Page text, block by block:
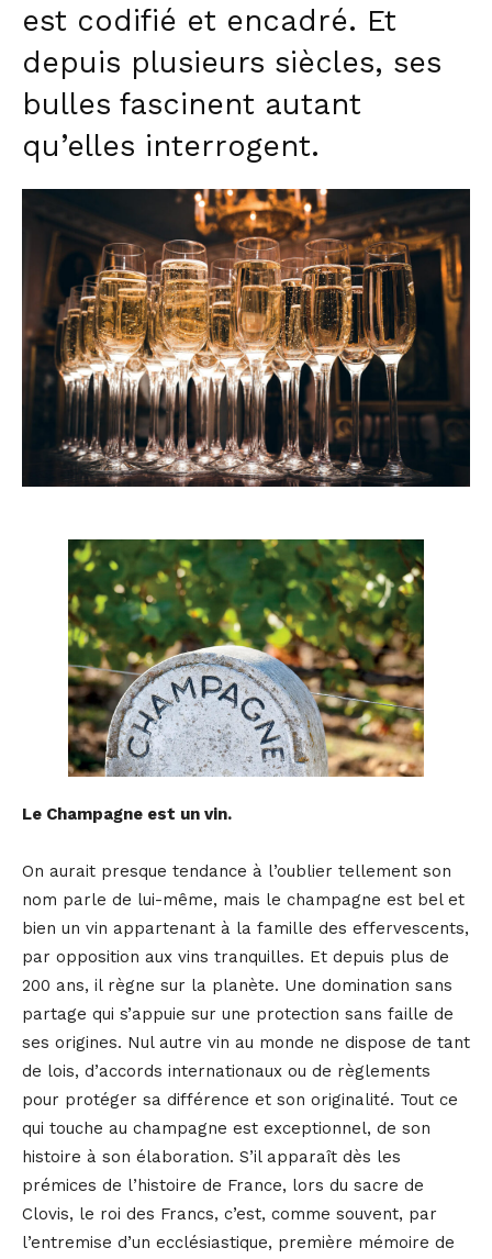
est codifié et encadré. Et
depuis plusieurs siècles, ses
bulles fascinent autant
qu’elles interrogent.
Le Champagne est un vin.
On aurait presque tendance à l’oublier tellement son
nom parle de lui-même, mais le champagne est bel et
bien un vin appartenant à la famille des effervescents,
par opposition aux vins tranquilles. Et depuis plus de
200 ans, il règne sur la planète. Une domination sans
partage qui s’appuie sur une protection sans faille de
ses origines. Nul autre vin au monde ne dispose de tant
de lois, d’accords internationaux ou de règlements
pour protéger sa différence et son originalité. Tout ce
qui touche au champagne est exceptionnel, de son
histoire à son élaboration. S’il apparaît dès les
prémices de l’histoire de France, lors du sacre de
Clovis, le roi des Francs, c’est, comme souvent, par
l’entremise d’un ecclésiastique, première mémoire de